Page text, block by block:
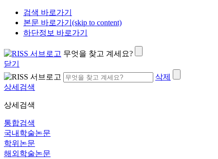
검색 바로가기
본문 바로가기(skip to content)
하단정보 바로가기
무엇을 찾고 계세요?
닫기
삭제
상세검색
상세검색
통합검색
국내학술논문
학위논문
해외학술논문